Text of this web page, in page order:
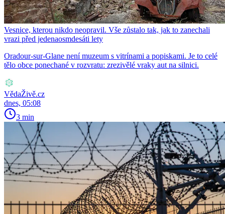
Vesnice, kterou nikdo neopravil. Vše zůstalo tak, jak to zanechali
vrazi před jedenaosmdesáti lety
Oradour-sur-Glane není muzeum s vitrínami a popiskami. Je to celé
tělo obce ponechané v rozvratu: zrezivělé vraky aut na silnici.
VědaŽivě.cz
dnes, 05:08
3 min